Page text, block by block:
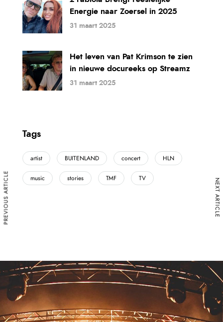
PREVIOUS ARTICLE NEXT ARTICLE
Energie naar Zoersel in 2025
31 maart 2025
Het leven van Pat Krimson te zien
in nieuwe docureeks op Streamz
31 maart 2025
Tags
artist BUITENLAND concert HLN
music stories TMF TV